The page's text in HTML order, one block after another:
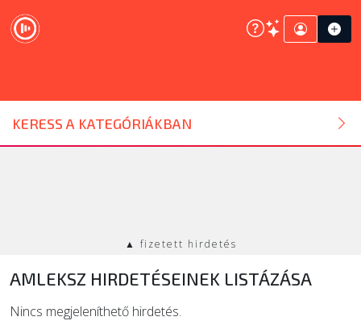
KERESS A KATEGÓRIÁKBAN
DJ ESZKÖZ
HANGTECHNIKA
▲ fizetett hirdetés
AMLEKSZ HIRDETÉSEINEK LISTÁZÁSA
Nincs megjeleníthető hirdetés.